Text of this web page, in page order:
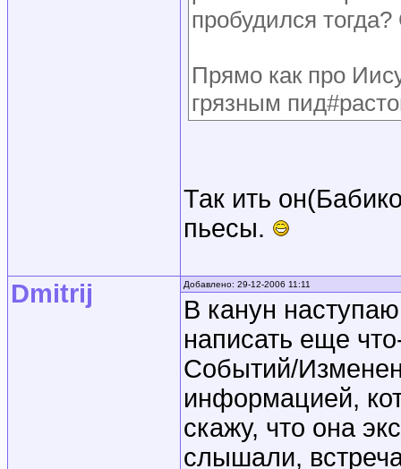
пробудился
Прямо как про
грязным
Так ить
пьесы.
Dmitrij Добавлено: 29-12-2006 11:11
В канун
написать еще
Событий/
информацией,
скажу, что она
слышали,